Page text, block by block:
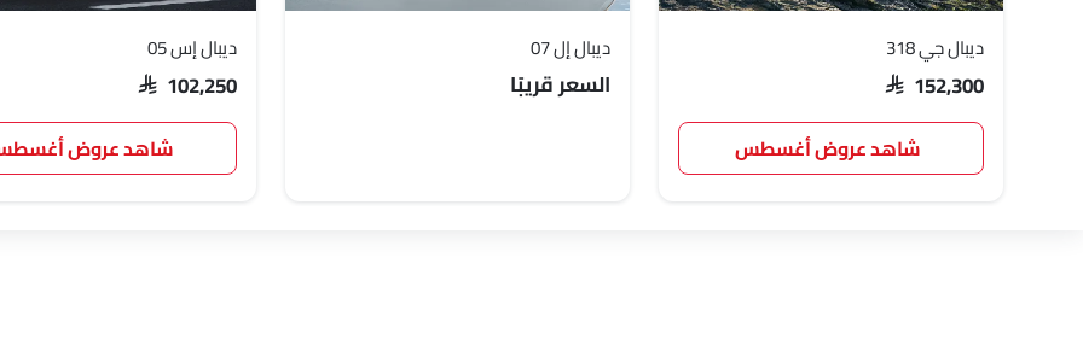
ديبال جي 318
SAR 152,300
شاهد عروض أغسطس
ديبال إل 07
السعر قريبًا
ديبال إس 05
SAR 102,250
شاهد عروض